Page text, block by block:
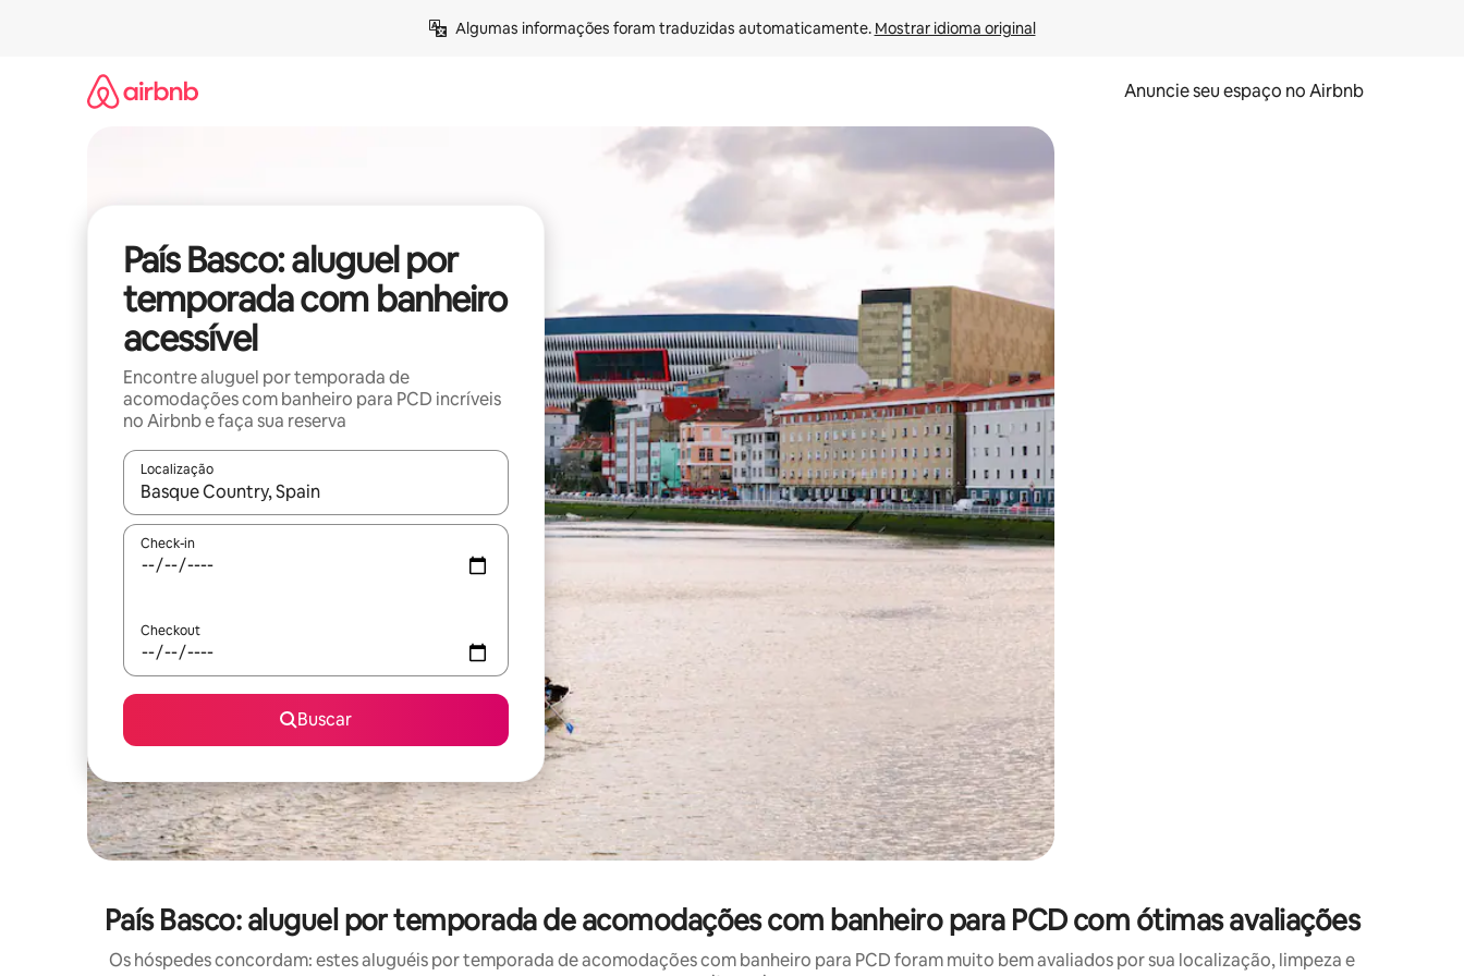
Algumas informações foram traduzidas automaticamente. Mostrar idioma original
Anuncie seu espaço no Airbnb
País Basco: aluguel por
temporada com banheiro
acessível
Encontre aluguel por temporada de
acomodações com banheiro para PCD incríveis
no Airbnb e faça sua reserva
Localização
Quando os resultados estiverem disponíveis, explore-os usando as seta para cima e para baixo do teclado ou tocando e deslizando o dedo na tela.
Check-in
Checkout
Buscar
País Basco: aluguel por temporada de acomodações com banheiro para PCD com ótimas avaliações
Os hóspedes concordam: estes aluguéis por temporada de acomodações com banheiro para PCD foram muito bem avaliados por sua localização, limpeza e